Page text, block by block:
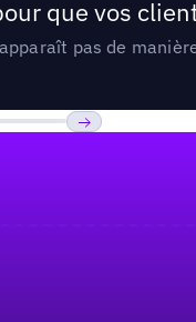
que vos
pas de